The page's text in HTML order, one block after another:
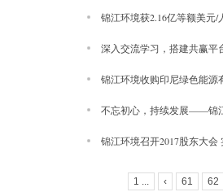
锦江环境获2.16亿等额美元
深入交流学习，搭建共赢平台
锦江环境收购印尼绿色能源
不忘初心，持续发展——锦
锦江环境召开2017股东大会
1 ... ‹ 61 62